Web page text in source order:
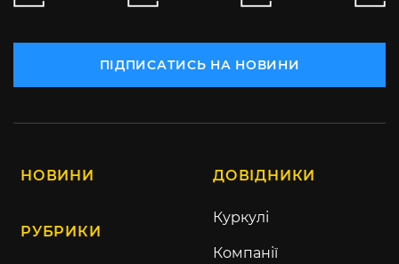
ПІДПИСАТИСЬ НА НОВИНИ
НОВИНИ
РУБРИКИ
ДОВІДНИКИ
Куркулі
Компанії